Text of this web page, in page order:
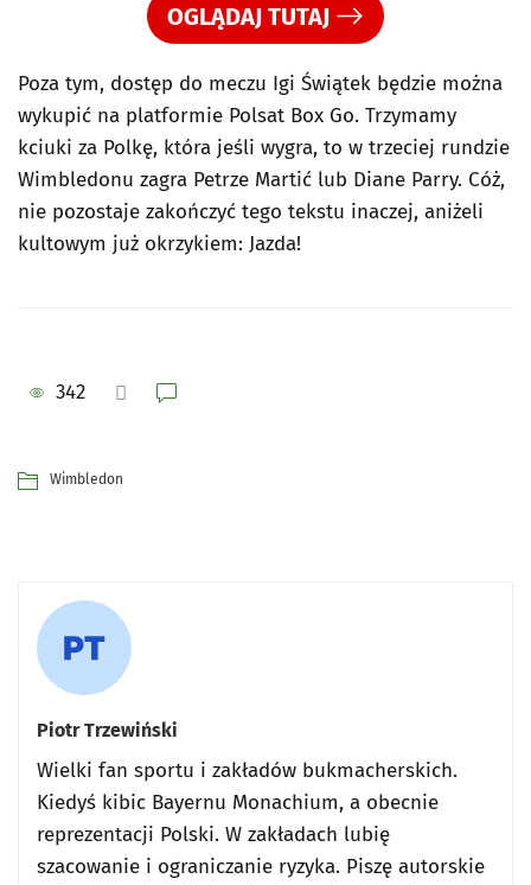
OGLĄDAJ TUTAJ
Poza tym, dostęp do meczu Igi Świątek będzie można
wykupić na platformie Polsat Box Go. Trzymamy
kciuki za Polkę, która jeśli wygra, to w trzeciej rundzie
Wimbledonu zagra Petrze Martić lub Diane Parry. Cóż,
nie pozostaje zakończyć tego tekstu inaczej, aniżeli
kultowym już okrzykiem: Jazda!
342
Wimbledon
Piotr Trzewiński
Wielki fan sportu i zakładów bukmacherskich.
Kiedyś kibic Bayernu Monachium, a obecnie
reprezentacji Polski. W zakładach lubię
szacowanie i ograniczanie ryzyka. Piszę autorskie